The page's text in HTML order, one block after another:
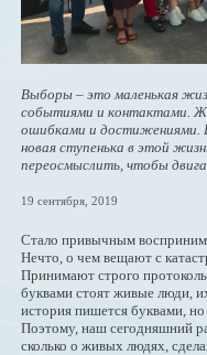
Выборы – это маленькая
событиями и контактами.
ошибками и достижениями.
новая ступенька в этой
переосмыслить, чтобы
19 сентября, 2019
Стало привычным
Нечто, о чем вещают с
Принимают строго
буквами стоят живые люди,
история пишется буквами,
Поэтому, наш сегодняшний
сколько о живых людях,